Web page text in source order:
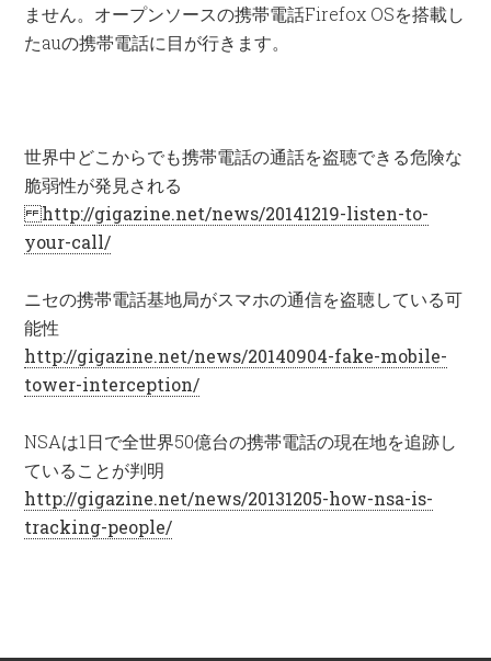
ません。オープンソースの携帯電話Firefox OSを搭載し
たauの携帯電話に目が行きます。
世界中どこからでも携帯電話の通話を盗聴できる危険な
脆弱性が発見される
http://gigazine.net/news/20141219-listen-to-
your-call/
ニセの携帯電話基地局がスマホの通信を盗聴している可
能性
http://gigazine.net/news/20140904-fake-mobile-
tower-interception/
NSAは1日で全世界50億台の携帯電話の現在地を追跡し
ていることが判明
http://gigazine.net/news/20131205-how-nsa-is-
tracking-people/